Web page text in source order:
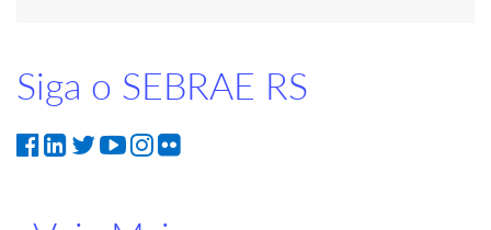
Siga o SEBRAE RS